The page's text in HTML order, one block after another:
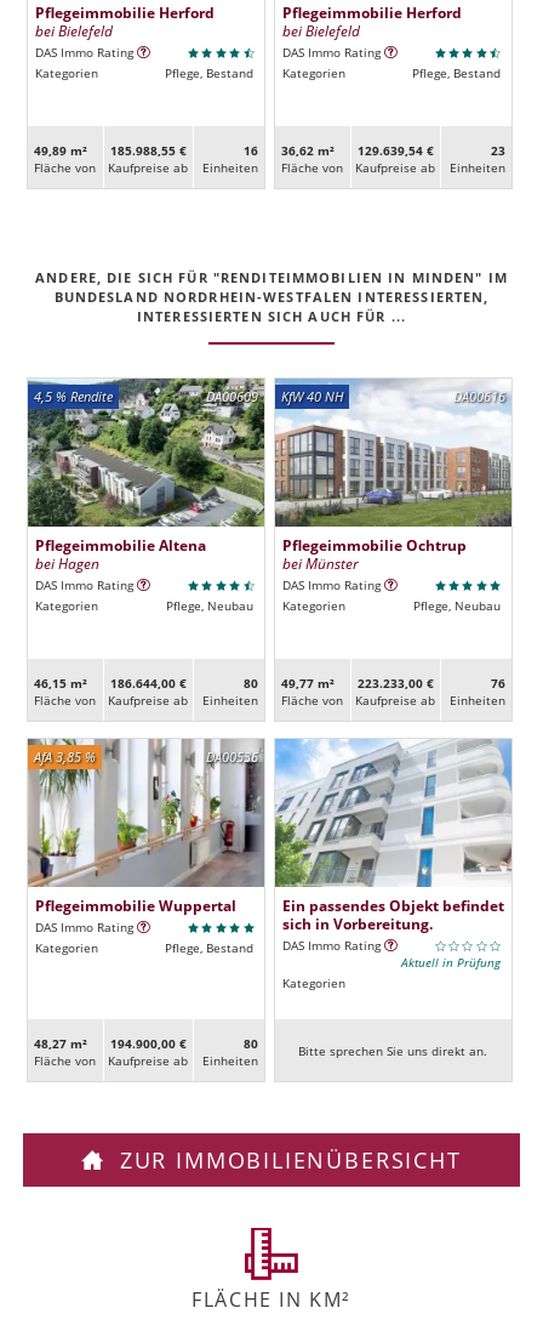
Pflegeimmobilie Herford
bei Bielefeld
DAS Immo Rating
Kategorien
Pflege, Bestand
49,89 m²
Fläche von
185.988,55 €
Kaufpreise ab
16
Ein­heiten
Pflegeimmobilie Herford
bei Bielefeld
DAS Immo Rating
Kategorien
Pflege, Bestand
36,62 m²
Fläche von
129.639,54 €
Kaufpreise ab
23
Ein­heiten
ANDERE, DIE SICH FÜR "RENDITEIMMOBILIEN IN MINDEN" IM
BUNDESLAND NORDRHEIN-WESTFALEN INTERESSIERTEN,
INTERESSIERTEN SICH AUCH FÜR ...
DA00609
4,5 % Rendite
Pflegeimmobilie Altena
bei Hagen
DAS Immo Rating
Kategorien
Pflege, Neubau
46,15 m²
Fläche von
186.644,00 €
Kaufpreise ab
80
Ein­heiten
DA00616
KfW 40 NH
Pflegeimmobilie Ochtrup
bei Münster
DAS Immo Rating
Kategorien
Pflege, Neubau
49,77 m²
Fläche von
223.233,00 €
Kaufpreise ab
76
Ein­heiten
DA00536
AfA 3,85 %
Pflegeimmobilie Wuppertal
DAS Immo Rating
Kategorien
Pflege, Bestand
48,27 m²
Fläche von
194.900,00 €
Kaufpreise ab
80
Ein­heiten
Ein passendes Objekt befindet
sich in Vorbereitung.
DAS Immo Rating
Aktuell in Prüfung
Kategorien
Bitte sprechen Sie uns direkt an.
ZUR IMMOBILIENÜBERSICHT
FLÄCHE IN KM²